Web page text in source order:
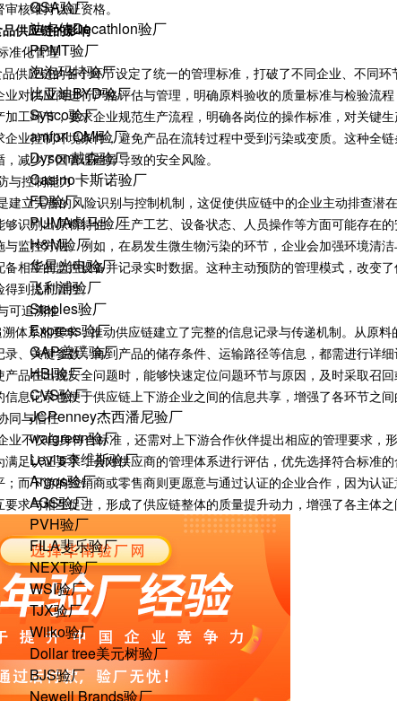
QSA验厂
迪卡侬Decathlon验厂
PPMT验厂
泡泡玛特验厂
比亚迪BYD验厂
Sysco验厂
amfori QMI验厂
Dyson戴森验厂
Casino卡斯诺验厂
FD验厂
PUMA彪马验厂
H&M验厂
华星光电验厂
飞利浦验厂
Staples验厂
Express验厂
GAP盖璞验厂
HBI验厂
CVS验厂
JCPenney杰西潘尼验厂
walgreen验厂
Levi's李维斯验厂
Argos验厂
AGS验厂
PVH验厂
FILA斐乐验厂
NEXT验厂
WSI验厂
TJX验厂
Wilko验厂
Dollar tree美元树验厂
BJS验厂
Newell Brands验厂
核维持认证资格。
供应链的影响
化管理
应链的各个环节设定了统一的管理标准，打破了不同企业、不同环
对供应商进行严格评估与管理，明确原料验收的质量标准与检验流
工环节，要求企业规范生产流程，明确各岗位的操作标准，对关键生
业控制环境条件，避免产品在流转过程中受到污染或变质。这种全
减少了因管理差异导致的安全风险。
控制能力
完善的风险识别与控制机制，这促使供应链中的企业主动排查潜
识别出原料特性、生产工艺、设备状态、人员操作等方面可能存在
监控方法。例如，在易发生微生物污染的环节，企业会加强环境清
相应的监控设备并记录实时数据。这种主动预防的管理模式，改变了
得到提前管控。
追溯性
系的要求，推动供应链建立了完整的信息记录与传递机制。从原料
、关键参数，再到产品的储存条件、运输路径等信息，都需进行详
品在出现安全问题时，能够快速定位问题环节与原因，及时采取召
息记录也便于供应链上下游企业之间的信息共享，增强了各环节之间
与信任
仅自身符合标准，还需对上下游合作伙伴提出相应的管理要求，形
足认证要求，会对供应商的管理体系进行评估，优先选择符合标准
而下游的经销商或零售商则更愿意与通过认证的企业合作，因为认
求与相互促进，形成了供应链整体的质量提升动力，增强了各主体之